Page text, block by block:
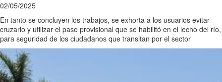
02/05/2025
En tanto se concluyen los trabajos, se exhorta a los usuarios evitar
cruzarlo y utilizar el paso provisional que se habilitó en el lecho del río,
para seguridad de los ciudadanos que transitan por el sector